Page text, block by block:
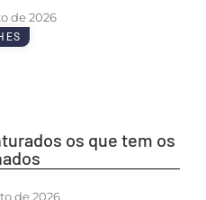
de 2026
os que tem os
de 2026